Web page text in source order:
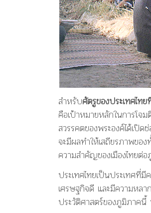
สำหรับศัตรูของประเทศไทย
คือเป้าหมายหลักในการโจ
สวรรคตของพระองค์ได้เปิด
จะมีผลทำให้เสถียรภาพของ
ความสำคัญของเมืองไทยต่อ
ประเทศไทยเป็นประเทศที่
เศรษฐกิจดี และมีความหลา
ประวัติศาสตร์ของภูมิภาคนี้